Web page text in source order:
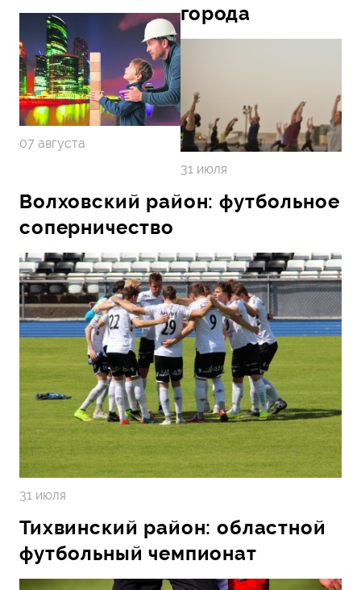
07 августа
города
31 июля
Волховский район: футбольное
соперничество
31 июля
Тихвинский район: областной
футбольный чемпионат